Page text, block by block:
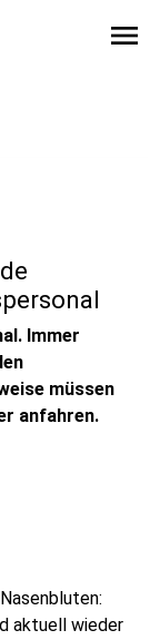
menu
Immer
müssen
anfahren.
aktuell wieder